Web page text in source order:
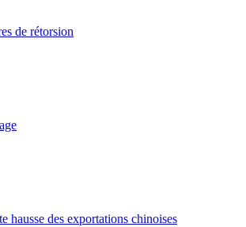
de rétorsion
hausse des exportations chinoises